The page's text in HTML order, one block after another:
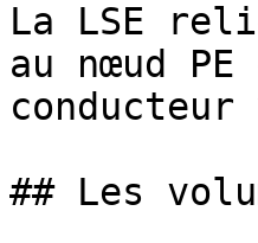
La LSE
au nœud
conducteur
## Les